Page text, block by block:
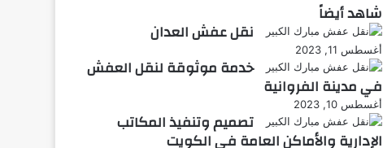
شاهد أيضاً
إغلاق نقل عفش العدان
أغسطس 11, 2023
خدمة موثوقة لنقل العفش
في مدينة الفروانية
أغسطس 10, 2023
تصميم وتنفيذ المكاتب
الإدارية والأماكن العامة في الكويت